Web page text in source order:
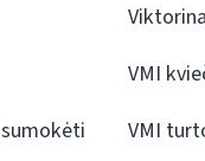
VMI
VMI